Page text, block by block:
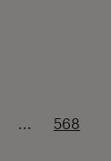
... 568